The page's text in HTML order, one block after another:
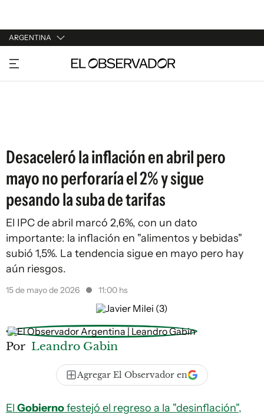
ARGENTINA
URUGUAY
ARGENTINA
Desaceleró la inflación en abril pero
mayo no perforaría el 2% y sigue
pesando la suba de tarifas
El IPC de abril marcó 2,6%, con un dato
importante: la inflación en "alimentos y bebidas"
subió 1,5%. La tendencia sigue en mayo pero hay
aún riesgos.
15 de mayo de 2026 11:00 hs
Por Leandro Gabin
Agregar El Observador en
El Gobiernofestejó el regreso a la "desinflación",